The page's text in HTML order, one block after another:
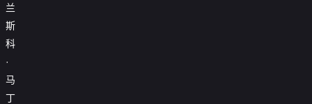
兰
斯
科
·
马
丁